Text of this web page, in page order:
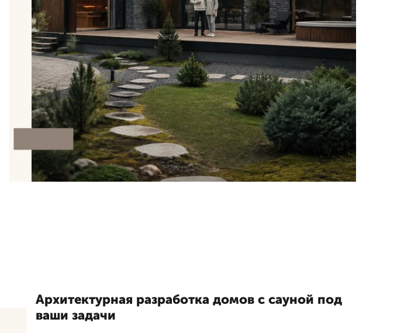
Архитектурная разработка домов с сауной под
ваши задачи